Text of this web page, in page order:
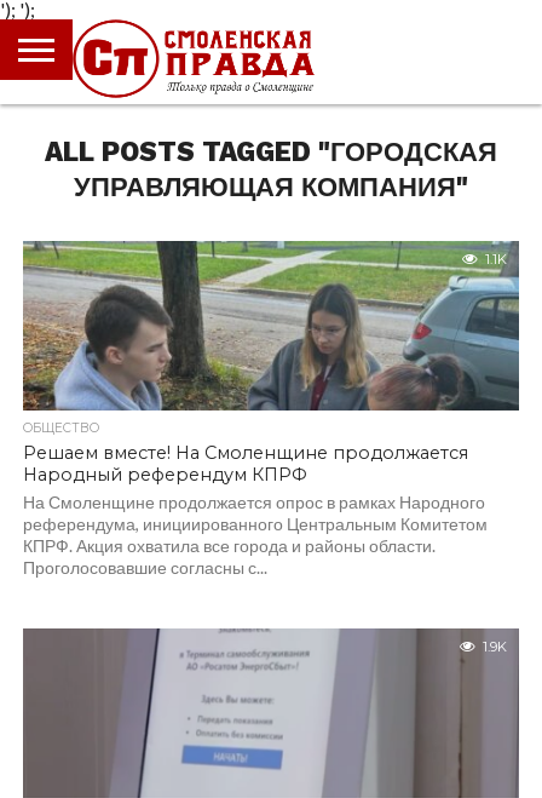
');
ГЛАВНАЯ
НОВОСТИ
ПРОИСШЕСТВИЯ
ПОЛИТИКА
КУЛЬТУРА
ЭКОНОМИКА
ОБЩЕСТВО
БЛОГИ
ALL POSTS TAGGED "ГОРОДСКАЯ
УПРАВЛЯЮЩАЯ КОМПАНИЯ"
1.1K
ОБЩЕСТВО
Решаем вместе! На Смоленщине продолжается
Народный референдум КПРФ
На Смоленщине продолжается опрос в рамках Народного
референдума, инициированного Центральным Комитетом
КПРФ. Акция охватила все города и районы области.
Проголосовавшие согласны с...
1.9K
');